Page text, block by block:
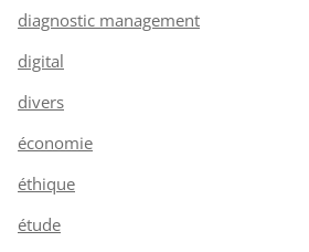
diagnostic management
digital
divers
économie
éthique
étude